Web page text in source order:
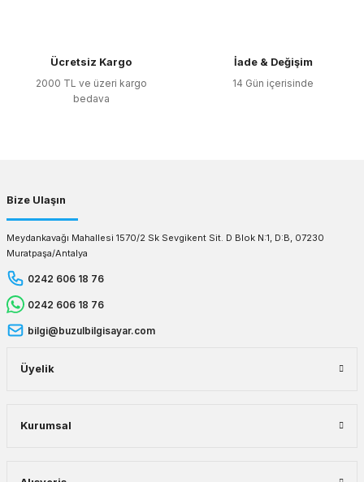
Ücretsiz Kargo
2000 TL ve üzeri kargo
bedava
İade & Değişim
14 Gün içerisinde
Bize Ulaşın
Meydankavağı Mahallesi 1570/2 Sk Sevgikent Sit. D Blok N:1, D:B, 07230
Muratpaşa/Antalya
0242 606 18 76
0242 606 18 76
bilgi@buzulbilgisayar.com
Üyelik
Kurumsal